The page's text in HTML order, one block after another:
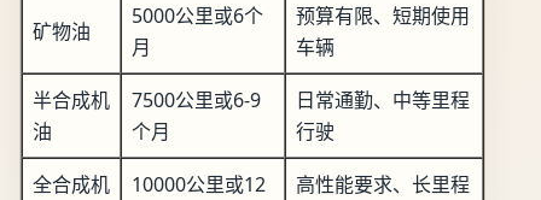
矿物油
5000公里或6个
月
预算有限、短期使用
车辆
半合成机
油
7500公里或6-9
个月
日常通勤、中等里程
行驶
全合成机
10000公里或12
高性能要求、长里程